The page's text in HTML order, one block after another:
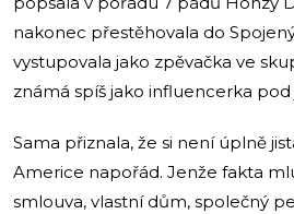
nakonec přestěhovala do
vystupovala jako zpěvačka ve
známá spíš jako influencerka
Sama přiznala, že si není úplně
Americe napořád. Jenže fakta
smlouva, vlastní dům, společný